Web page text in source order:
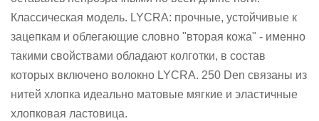
Классическая модель. LYCRA: прочные, устойчивые к
зацепкам и облегающие словно "вторая кожа" - именно
такими свойствами обладают колготки, в состав
которых включено волокно LYCRA. 250 Den связаны из
нитей хлопка идеально матовые мягкие и эластичные
хлопковая ластовица.